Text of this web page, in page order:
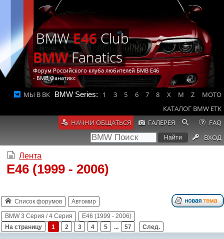
BMWE46Club
BMWFanatics
Форум Российского клуба любителей БМВ Е46
- БМВ Фанатикс
МЫ В ВК BMW Series: 1 3 5 6 7 8 X M Z
MOTO
КАТАЛОГ BMW ETK
НАЧНИ ОБЩАТЬСЯ
ГАЛЕРЕЯ
FAQ
ВХОД
Лента
E46 (1999 - 2006)
Список форумов Автомир
BMW 3 Серия / 4 Серия
E46 (1999 - 2006)
На страницу
1 2 3 4 5 ... 57 След.